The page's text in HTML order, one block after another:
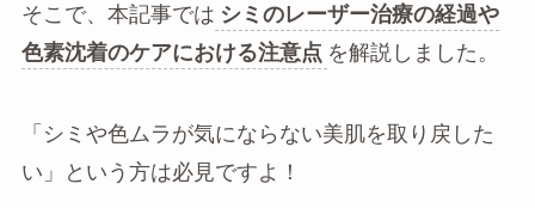
そこで、本記事では シミのレーザー治療の経過や
色素沈着のケアにおける注意点 を解説しました。
「シミや色ムラが気にならない美肌を取り戻した
い」という方は必見ですよ！